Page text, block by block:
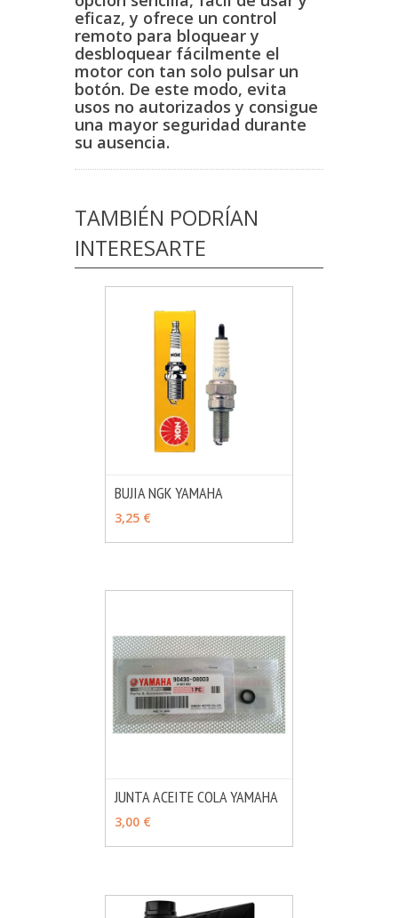
eficaz, y ofrece un control
remoto para bloquear y
desbloquear fácilmente el
motor con tan solo pulsar un
botón. De este modo, evita
usos no autorizados y consigue
una mayor seguridad durante
su ausencia.
TAMBIÉN PODRÍAN
INTERESARTE
BUJIA NGK YAMAHA
3,25 €
JUNTA ACEITE COLA YAMAHA
3,00 €